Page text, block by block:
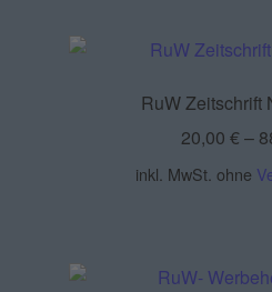
RuW Zeitschrift
20,00 €–
inkl. MwSt. ohne